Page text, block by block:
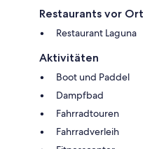
Restaurants vor Ort
Restaurant Laguna
Aktivitäten
Boot und Paddel
Dampfbad
Fahrradtouren
Fahrradverleih